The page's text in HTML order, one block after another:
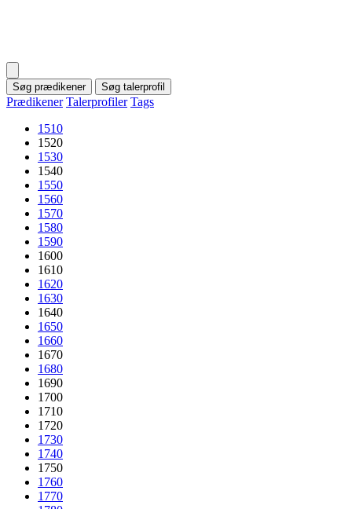
Søg prædikener Søg talerprofil
Prædikener Talerprofiler Tags
1510
1520
1530
1540
1550
1560
1570
1580
1590
1600
1610
1620
1630
1640
1650
1660
1670
1680
1690
1700
1710
1720
1730
1740
1750
1760
1770